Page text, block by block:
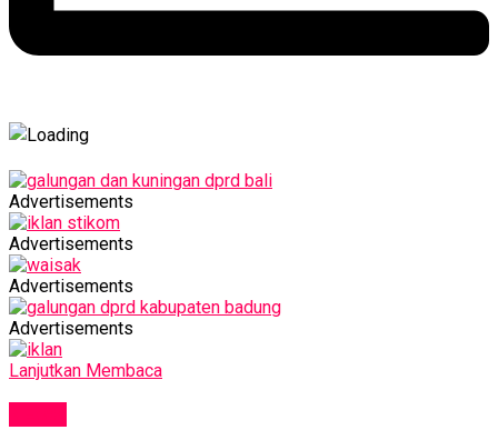
Advertisements
Advertisements
Advertisements
Advertisements
Lanjutkan Membaca